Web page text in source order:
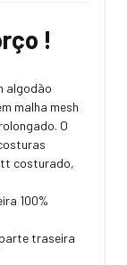
!
algodão
malha mesh
O
costurado,
100%
traseira